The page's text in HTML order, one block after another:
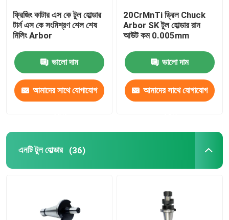
ফ্রিজিং কাটার এস কে টুল হোল্ডার
টার্ন এস কে সংমিশ্রণ শেল শেষ
মিলিং Arbor
ভালো দাম
আমাদের সাথে যোগাযোগ
20CrMnTi ড্রিল Chuck
Arbor SK টুল হোল্ডার রান
আউট কম 0.005mm
ভালো দাম
আমাদের সাথে যোগাযোগ
এনটি টুল হোল্ডার (36)